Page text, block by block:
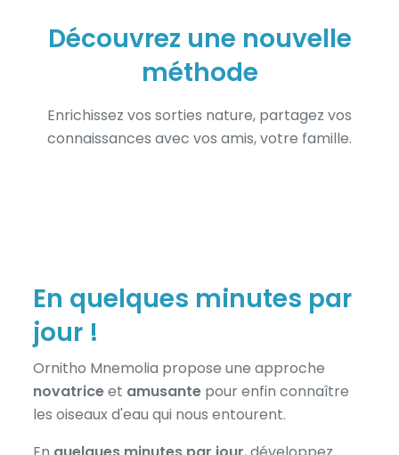
Découvrez une nouvelle
méthode
Enrichissez vos sorties nature, partagez vos
connaissances avec vos amis, votre famille.
En quelques minutes par
jour !
Ornitho Mnemolia propose une approche
novatriceet amusante pour enfin connaître
les oiseaux d'eau qui nous entourent.